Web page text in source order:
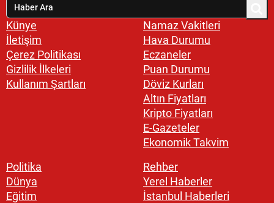
Künye
İletişim
Çerez Politikası
Gizlilik İlkeleri
Kullanım Şartları
Namaz Vakitleri
Hava Durumu
Eczaneler
Puan Durumu
Döviz Kurları
Altın Fiyatları
Kripto Fiyatları
E-Gazeteler
Ekonomik Takvim
Politika
Dünya
Eğitim
Rehber
Yerel Haberler
İstanbul Haberleri